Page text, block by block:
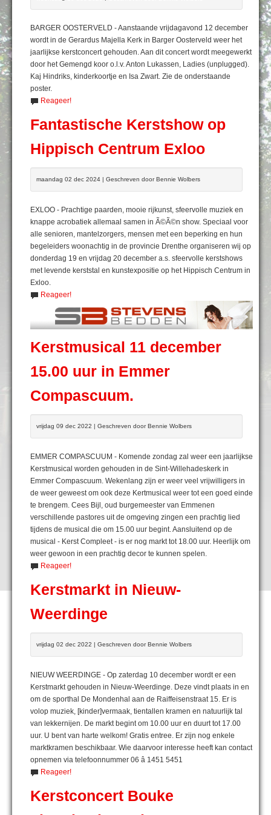
BARGER OOSTERVELD - Aanstaande vrijdagavond 12 december
wordt in de Gerardus Majella Kerk in Barger Oosterveld weer het
jaarlijkse kerstconcert gehouden. Aan dit concert wordt meegewerkt
door het Gemengd koor o.l.v. Anton Lukassen, Ladies (unplugged).
Kaj Hindriks, kinderkoortje en Isa Zwart. Zie de onderstaande
poster.
Reageer!
Fantastische Kerstshow op
Hippisch Centrum Exloo
maandag 02 dec 2024 | Geschreven door Bennie Wolbers
EXLOO - Prachtige paarden, mooie rijkunst, sfeervolle muziek en
knappe acrobatiek allemaal samen in Ã©Ã©n show. Speciaal voor
alle senioren, mantelzorgers, mensen met een beperking en hun
begeleiders woonachtig in de provincie Drenthe organiseren wij op
donderdag 19 en vrijdag 20 december a.s. sfeervolle kerstshows
met levende kerststal en kunstexpositie op het Hippisch Centrum in
Exloo.
Reageer!
Kerstmusical 11 december
15.00 uur in Emmer
Compascuum.
vrijdag 09 dec 2022 | Geschreven door Bennie Wolbers
EMMER COMPASCUUM - Komende zondag zal weer een jaarlijkse
Kerstmusical worden gehouden in de Sint-Willehadeskerk in
Emmer Compascuum. Wekenlang zijn er weer veel vrijwilligers in
de weer geweest om ook deze Kertmusical weer tot een goed einde
te brengem. Cees Bijl, oud burgemeester van Emmenen
verschillende pastores uit de omgeving zingen een prachtig lied
tijdens de musical die om 15.00 uur begint. Aansluitend op de
musical - Kerst Compleet - is er nog markt tot 18.00 uur. Heerlijk om
weer gewoon in een prachtig decor te kunnen spelen.
Reageer!
Kerstmarkt in Nieuw-
Weerdinge
vrijdag 02 dec 2022 | Geschreven door Bennie Wolbers
NIEUW WEERDINGE - Op zaterdag 10 december wordt er een
Kerstmarkt gehouden in Nieuw-Weerdinge. Deze vindt plaats in en
om de sporthal De Mondenhal aan de Raiffeisenstraat 15. Er is
volop muziek, [kinder]vermaak, tientallen kramen en natuurlijk tal
van lekkernijen. De markt begint om 10.00 uur en duurt tot 17.00
uur. U bent van harte welkom! Gratis entree. Er zijn nog enkele
marktkramen beschikbaar. Wie daarvoor interesse heeft kan contact
opnemen via telefoonnummer 06 â 1451 5451
Reageer!
Kerstconcert Bouke